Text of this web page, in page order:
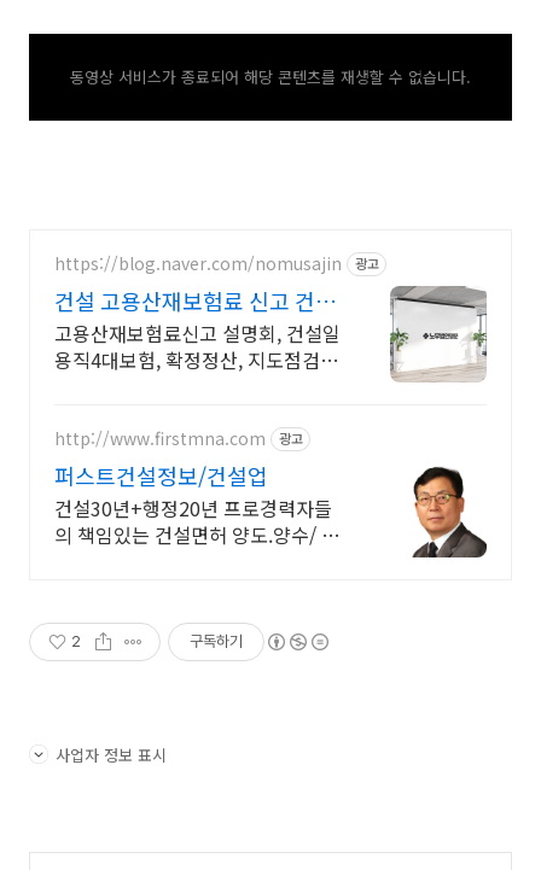
동영상 서비스가 종료되어 해당 콘텐츠를 재생할 수 없습니다.
https://blog.naver.com/nomusajin 광고
건설 고용산재보험료 신고 건설
4대보험의전국강자
고용산재보험료신고 설명회, 건설일
용직4대보험, 확정정산, 지도점검,
http://www.firstmna.com 광고
퍼스트건설정보/건설업
건설30년+행정20년 프로경력자들
의 책임있는 건설면허 양도.양수/ 건
2 구독하기
사업자 정보 표시